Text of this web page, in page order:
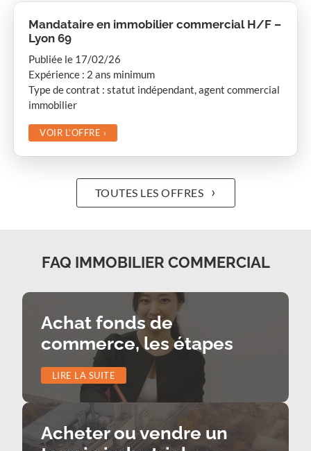
Mandataire en immobilier commercial H/F –
Lyon 69
Publiée le 17/02/26
Expérience : 2 ans minimum
Type de contrat : statut indépendant, agent commercial
immobilier
VOIR L’OFFRE ›
TOUTES LES OFFRES ›
FAQ IMMOBILIER COMMERCIAL
Achat fonds de
commerce, les étapes
LIRE LA SUITE
Acheter ou vendre un